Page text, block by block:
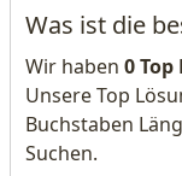
Was ist die
Wir haben 0
Unsere Top
Buchstaben
Suchen.